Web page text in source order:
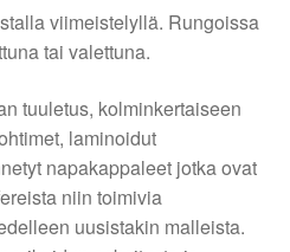
viimeistelyllä. Rungoissa
tai valettuna.
tuuletus, kolminkertaiseen
laminoidut
napakappaleet jotka ovat
niin toimivia
uusistakin malleista.